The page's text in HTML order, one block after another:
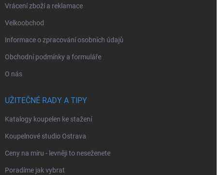
Vrácení zboží a reklamace
Velkoobchod
Informace o zpracování osobních údajů
Obchodní podmínky a formuláře
O nás
UŽITEČNÉ RADY A TIPY
Katalogy koupelen ke stažení
Koupelnové studio Ostrava
Ceny na míru - levněji to neseženete
Poradíme jak vybrat